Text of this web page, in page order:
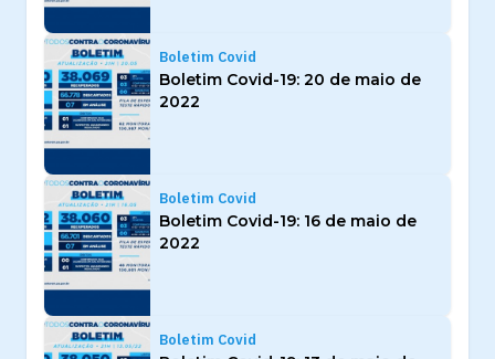
Boletim Covid
Boletim Covid-19: 20 de maio de
2022
Boletim Covid
Boletim Covid-19: 16 de maio de
2022
Boletim Covid